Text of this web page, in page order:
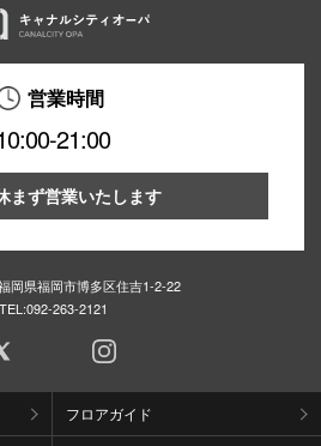
営業時間
21:00
まず営業いたします
岡県福岡市博多区住吉1-2-22
TEL:092-263-2121
フロアガイド